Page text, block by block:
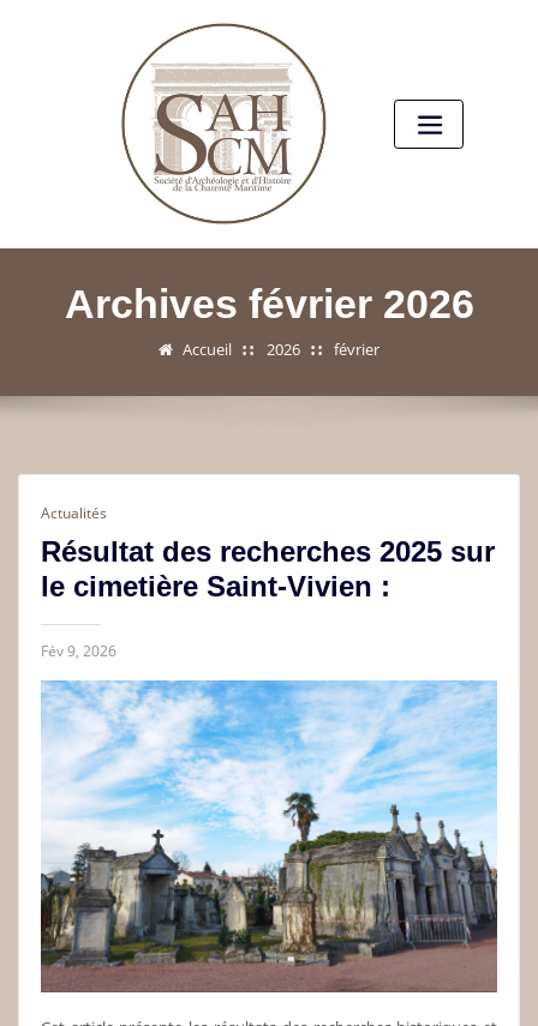
Archives février 2026
Accueil 2026 février
Actualités
Résultat des recherches 2025 sur
le cimetière Saint-Vivien :
Fév 9, 2026